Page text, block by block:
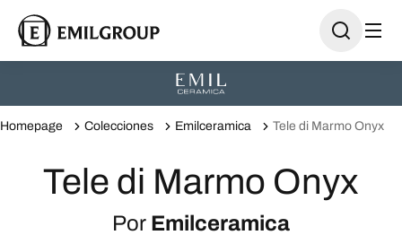
Homepage Colecciones Emilceramica Tele di Marmo Onyx
Tele di Marmo Onyx
Por Emilceramica